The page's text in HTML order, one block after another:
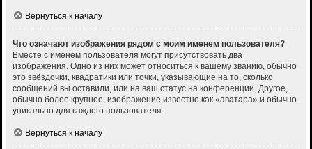
Вернуться к началу
Что означают изображения рядом с моим именем пользователя?
Вместе с именем пользователя могут присутствовать два
изображения. Одно из них может относиться к вашему званию, обычно
это звёздочки, квадратики или точки, указывающие на то, сколько
сообщений вы оставили, или на ваш статус на конференции. Другое,
обычно более крупное, изображение известно как «аватара» и обычно
уникально для каждого пользователя.
Вернуться к началу